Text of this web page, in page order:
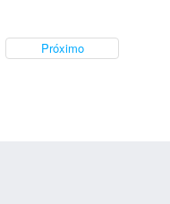
Próximo